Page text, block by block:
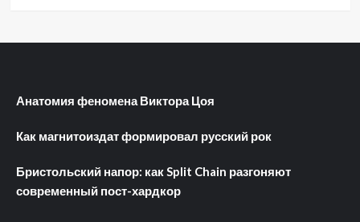
Анатомия феномена Виктора Цоя
Как магнитоиздат формировал русский рок
Бристольский напор: как Split Chain разгоняют
современный пост-хардкор